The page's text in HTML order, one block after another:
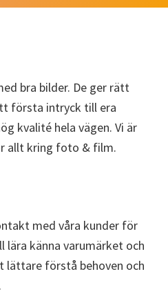
bra bilder. De ger rätt
första intryck till era
kvalité hela vägen. Vi är
allt kring foto & film.
med våra kunder för
lära känna varumärket och
lättare förstå behoven och